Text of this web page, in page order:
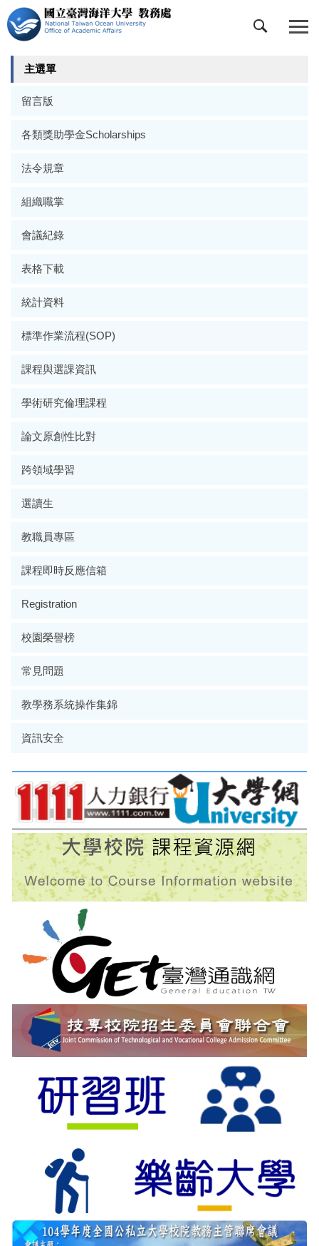
跳
到
主
要
主選單
留言版
各類獎助學金Scholarships
法令規章
組織職掌
會議紀錄
表格下載
統計資料
標準作業流程(SOP)
課程與選課資訊
學術研究倫理課程
論文原創性比對
跨領域學習
選讀生
教職員專區
課程即時反應信箱
Registration
校園榮譽榜
常見問題
教學務系統操作集錦
資訊安全